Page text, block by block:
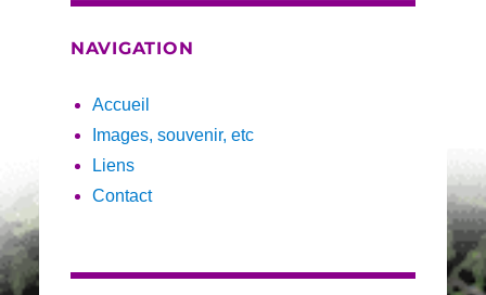
NAVIGATION
Accueil
Images, souvenir, etc
Liens
Contact